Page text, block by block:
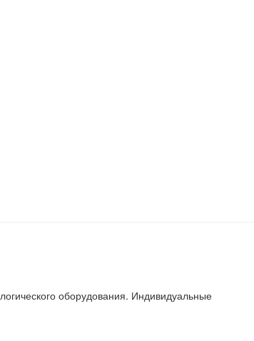
оборудования. Индивидуальные